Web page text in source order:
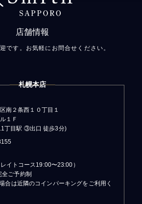
店舗情報
です。お気軽にお問合せください。
札幌本店
南２条西１０丁目１
１Ｆ
丁目駅 ③出口 徒歩3分)
イトコース19:00〜23:00）
全ご予約制
合は近隣のコインパーキングをご利用く